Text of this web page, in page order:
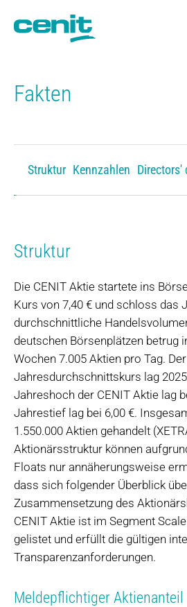
Fakten
Struktur Kennzahlen Directors'
Struktur
Die CENIT Aktie startete ins
Kurs von 7,40 € und schloss das
durchschnittliche
deutschen Börsenplätzen betrug
Wochen 7.005 Aktien pro Tag. Der
Jahresdurchschnittskurs lag
Jahreshoch der CENIT Aktie lag
Jahrestief lag bei 6,00 €.
1.550.000 Aktien gehandelt
Aktionärsstruktur können
Floats nur annäherungsweise
dass sich folgender Überblick
Zusammensetzung des
CENIT Aktie ist im Segment
gelistet und erfüllt die gültigen
Transparenzanforderungen.
Meldepflichtiger Aktienanteil